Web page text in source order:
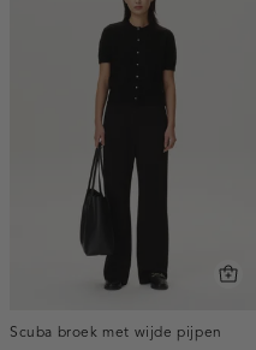
Scuba broek met wijde pijpen